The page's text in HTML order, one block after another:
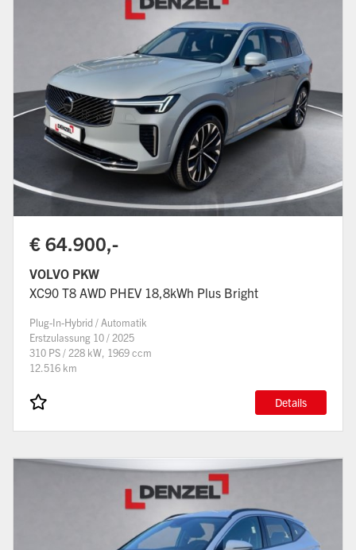
€ 64.900,-
VOLVO PKW
XC90 T8 AWD PHEV 18,8kWh Plus Bright
Plug-In-Hybrid / Automatik
Erstzulassung 10 / 2025
310 PS / 228 kW, 1969 ccm
12.516 km
Details